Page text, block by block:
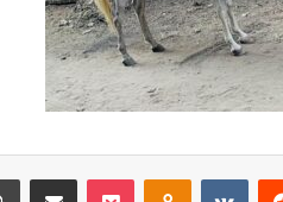
‏Reddit
‏VKontakte
Odnoklassniki بوكيت مشاركة عبر البريد